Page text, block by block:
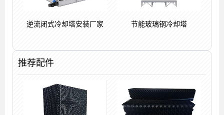
逆流闭式冷却塔安装厂家 节能玻璃钢冷却塔
推荐配件